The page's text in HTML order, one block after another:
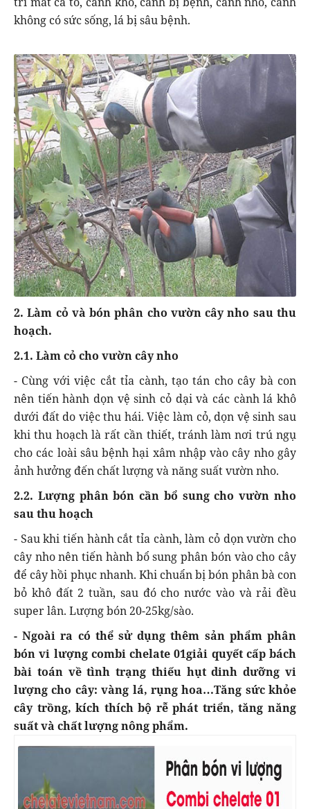
không có sức sống, lá bị sâu bệnh.
2. Làm cỏ và bón phân cho vườn cây nho sau thu
hoạch.
2.1. Làm cỏ cho vườn cây nho
- Cùng với việc cắt tỉa cành, tạo tán cho cây bà con
nên tiến hành dọn vệ sinh cỏ dại và các cành lá khô
dưới đất do việc thu hái. Việc làm cỏ, dọn vệ sinh sau
khi thu hoạch là rất cần thiết, tránh làm nơi trú ngụ
cho các loài sâu bệnh hại xâm nhập vào cây nho gây
ảnh hưởng đến chất lượng và năng suất vườn nho.
2.2. Lượng phân bón cần bổ sung cho vườn nho
sau thu hoạch
- Sau khi tiến hành cắt tỉa cành, làm cỏ dọn vườn cho
cây nho nên tiến hành bổ sung phân bón vào cho cây
để cây hồi phục nhanh. Khi chuẩn bị bón phân bà con
bỏ khô đất 2 tuần, sau đó cho nước vào và rải đều
super lân. Lượng bón 20-25kg/sào.
- Ngoài ra có thể sử dụng thêm sản phẩm phân
bón vi lượng combi chelate 01giải quyết cấp bách
bài toán về tình trạng thiếu hụt dinh dưỡng vi
lượng cho cây: vàng lá, rụng hoa…Tăng sức khỏe
cây trồng, kích thích bộ rễ phát triển, tăng năng
suất và chất lượng nông phẩm.